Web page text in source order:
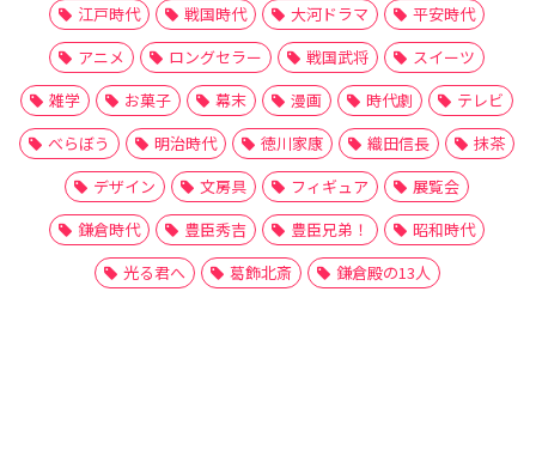
江戸時代 戦国時代 大河ドラマ
平安時代
アニメ
ロングセラー 戦国武将
スイーツ
雑学
お菓子 幕末 漫画 時代劇
テレビ
べらぼう
明治時代 徳川家康 織田信長
抹茶
デザイン
文房具 フィギュア
展覧会
鎌倉時代
豊臣秀吉 豊臣兄弟！
昭和時代
光る君へ
葛飾北斎 鎌倉殿の13人